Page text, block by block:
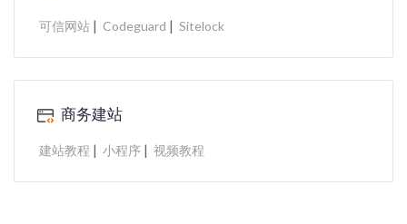
可信网站 | Codeguard | Sitelock
商务建站
建站教程 | 小程序 | 视频教程